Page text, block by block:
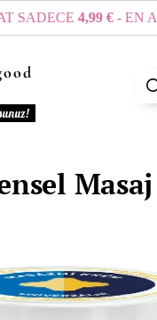
4,99 €- EN AZ